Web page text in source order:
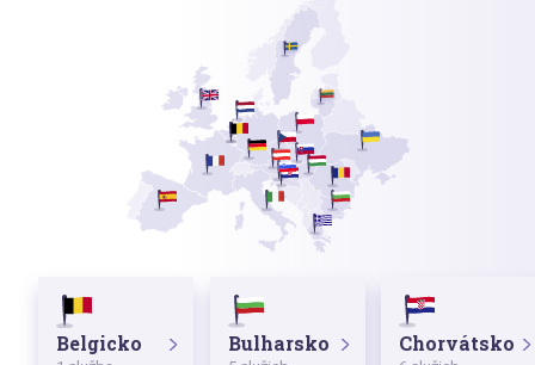
Belgicko Bulharsko Chorvátsko